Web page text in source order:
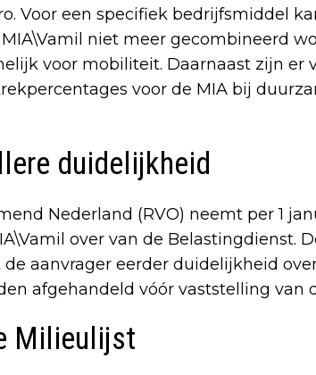
Voor een specifiek bedrijfsmiddel
niet meer gecombineerd
voor mobiliteit. Daarnaast zijn er
voor de MIA bij
duidelijkheid
Nederland (RVO) neemt per 1
over van de Belastingdienst.
aanvrager eerder duidelijkheid
afgehandeld vóór vaststelling van
Milieulijst